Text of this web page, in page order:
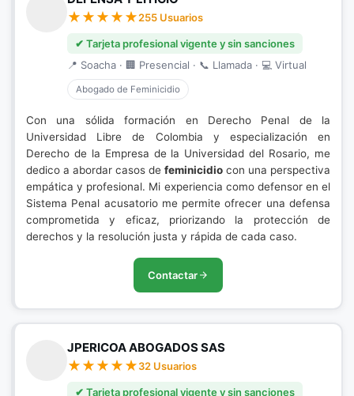
255 Usuarios
✔ Tarjeta profesional vigente y sin sanciones
📍 Soacha · 🏢 Presencial · 📞 Llamada · 💻 Virtual
Abogado de Feminicidio
Con una sólida formación en Derecho Penal de la
Universidad Libre de Colombia y especialización en
Derecho de la Empresa de la Universidad del Rosario, me
dedico a abordar casos de feminicidio con una perspectiva
empática y profesional. Mi experiencia como defensor en el
Sistema Penal acusatorio me permite ofrecer una defensa
comprometida y eficaz, priorizando la protección de
derechos y la resolución justa y rápida de cada caso.
Contactar
JPERICOA ABOGADOS SAS
32 Usuarios
✔ Tarjeta profesional vigente y sin sanciones